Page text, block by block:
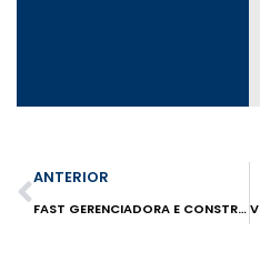
ANTERIOR
FAST GERENCIADORA E CONSTRUTORA CELEBRA 9 ANOS DE ATIVIDADE COM PROGRAMA SOCIAL